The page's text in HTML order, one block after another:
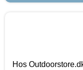
Hos